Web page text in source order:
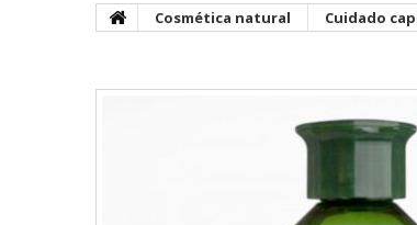
Cosmética natural Cuidado